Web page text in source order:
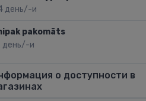
день/-и
pakomāts
день/-и
о доступности в